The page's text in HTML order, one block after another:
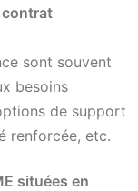
contrat
sont souvent
besoins
de support
renforcée, etc.
situées en